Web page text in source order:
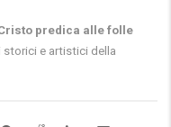
predica alle folle
e artistici della